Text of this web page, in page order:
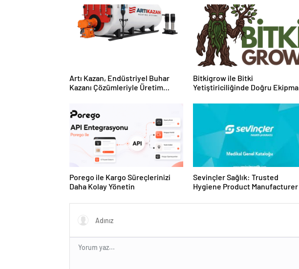
Artı Kazan, Endüstriyel Buhar
Kazanı Çözümleriyle Üretim
Bitkigrow ile Bitki
Yetiştiriciliğinde Doğru
Porego ile Kargo Süreçlerinizi
Daha Kolay Yönetin
Sevinçler Sağlık: Trusted
Hygiene Product Manufacturer